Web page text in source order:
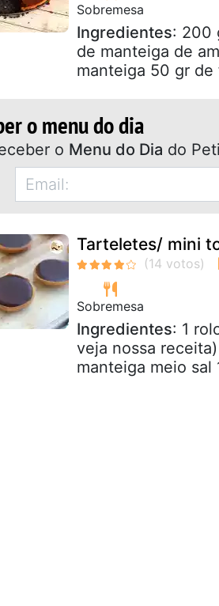
Sobremesa
Ingredientes: 200
de manteiga de
manteiga 50 gr
o menu do dia
Para receber o Menu do Dia do
Tarteletes/ mini
Sobremesa
Ingredientes: 1
veja nossa
manteiga meio sal